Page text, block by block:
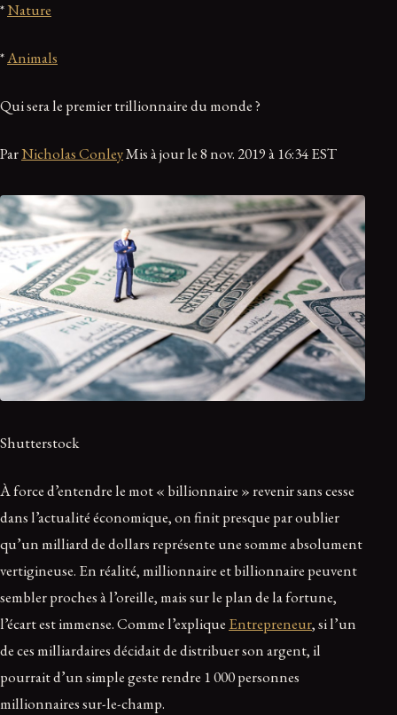
*Nature
*Animals
Qui sera le premier trillionnaire du monde ?
ParNicholas ConleyMis à jour le 8 nov. 2019 à 16:34 EST
Shutterstock
À force d’entendre le mot « billionnaire » revenir sans cesse
dans l’actualité économique, on finit presque par oublier
qu’un milliard de dollars représente une somme absolument
vertigineuse. En réalité, millionnaire et billionnaire peuvent
sembler proches à l’oreille, mais sur le plan de la fortune,
l’écart est immense. Comme l’explique Entrepreneur, si l’un
de ces milliardaires décidait de distribuer son argent, il
pourrait d’un simple geste rendre 1 000 personnes
millionnaires sur-le-champ.